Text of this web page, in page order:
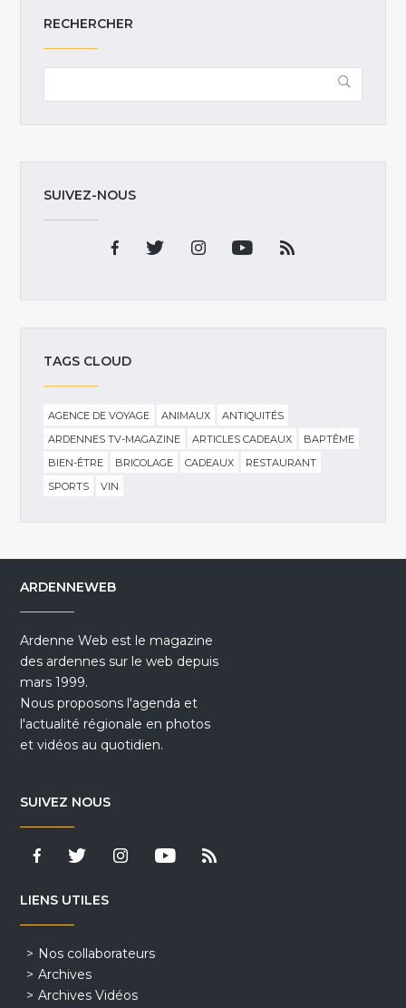
RECHERCHER
SUIVEZ-NOUS
TAGS CLOUD
AGENCE DE VOYAGE ANIMAUX
ANTIQUITÉS
ARDENNES TV-MAGAZINE
ARTICLES CADEAUX
BAPTÊME
BIEN-ÊTRE
BRICOLAGE CADEAUX
RESTAURANT
SPORTS
VIN
ARDENNEWEB
Ardenne Web est le magazine
des ardennes sur le web depuis
mars 1999.
Nous proposons l'agenda et
l'actualité régionale en photos
et vidéos au quotidien.
SUIVEZ NOUS
LIENS UTILES
Nos collaborateurs
Archives
Archives Vidéos